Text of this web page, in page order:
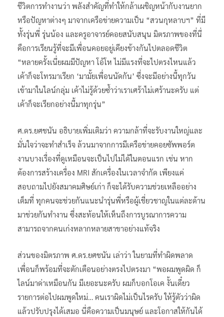
ชีวิตการทำงานว่า พลังสำคัญที่ทำให้กล้าเผชิญหน้ากับงานยาก
หรือปัญหาต่างๆ มาจากเครือข่ายความเป็น “สวนกุหลาบฯ” ที่มี
ทั้งรุ่นพี่ รุ่นน้อง และครูอาจารย์คอยสนับสนุน มิตรภาพของที่นี่
คือการเรียนรู้ที่จะมีเพื่อนคอยอยู่เคียงข้างกันไปตลอดชีวิต
“หลายครั้งเนี่ยผมมีปัญหา โอ้โห ไม่มีแรงที่จะไปตรงไหนแล้ว
เค้าก็จะโทรมาเรียก ‘มามั้ยเพื่อนนัดกัน’ ซึ่งจะมีอย่างนี้ทุกวัน
เข้ามาในไลน์กลุ่ม เค้าไม่รู้ด้วยซ้ำว่าเราเศร้าไม่เศร้านะครับ แต่
เค้าก็จะเรียกอย่างนี้มาทุกรุ่น”
ศ.ดร.ยศชนัน อธิบายเพิ่มเติมว่า ความกล้าที่จะรับงานใหญ่และ
มั่นใจว่าจะทำสำเร็จ ล้วนมาจากการมีเครือข่ายคอยซัพพอร์ต
งานบางเรื่องที่ดูเหมือนจะเป็นไปไม่ได้ในตอนแรก เช่น หาก
ต้องการสร้างเครื่อง MRI สักเครื่องในเวลาจำกัด เพียงแค่
สอบถามไปยังสมาคมศิษย์เก่า ก็จะได้รับความช่วยเหลืออย่าง
เต็มที่ ทุกคนจะช่วยกันแนะนำรุ่นพี่หรือผู้เชี่ยวชาญในแต่ละด้าน
มาช่วยกันทำงาน ซึ่งสะท้อนให้เห็นถึงการบูรณาการความ
สามารถจากคนเก่งหลากหลายสาขาอย่างแท้จริง
ส่วนของมิตรภาพ ศ.ดร.ยศชนัน เล่าว่า ในยามที่ทำผิดพลาด
เพื่อนก็พร้อมที่จะตักเตือนอย่างตรงไปตรงมา “พอผมพูดผิด ก็
ไลน์มาด่าเหมือนกัน มีเยอะนะครับ ผมก็บอกโอเค งั้นเดี๋ยว
รายการต่อไปผมพูดใหม่… คนเราผิดไม่เป็นไรครับ ให้รู้ตัวว่าผิด
แล้วปรับปรุงได้เสมอ นี่คือความเป็นมนุษย์ และโอกาสให้กันได้